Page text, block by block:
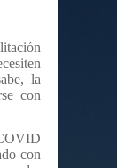
la
con
con